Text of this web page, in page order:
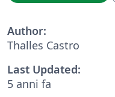
Author:
Thalles Castro
Last Updated:
5 anni fa